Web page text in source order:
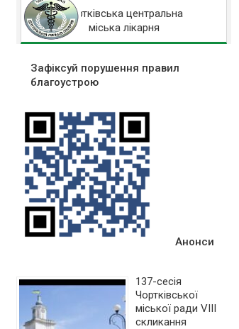
Чортківська центральна
міська лікарня
Зафіксуй порушення правил
благоустрою
Анонси
137-сесія
Чортківської
міської ради VIII
скликання